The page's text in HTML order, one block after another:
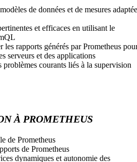
de données et de mesures
et efficaces en utilisant le
les rapports générés par Prometheus
serveurs et des applications
courants liés à la supervision
À PROMETHEUS
de Prometheus
de Prometheus
dynamiques et autonomie des